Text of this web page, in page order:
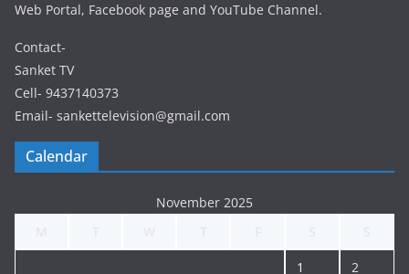
Web Portal, Facebook page and YouTube Channel.
Contact-
Sanket TV
Cell- 9437140373
Email- sankettelevision@gmail.com
Calendar
November 2025
1 2